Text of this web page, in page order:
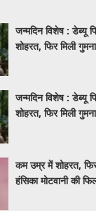
जन्मदिन विशेष : डेब्यू
शोहरत, फिर मिली
जन्मदिन विशेष : डेब्यू
शोहरत, फिर मिली
कम उम्र में शोहरत, फिर
हंसिका मोटवानी की